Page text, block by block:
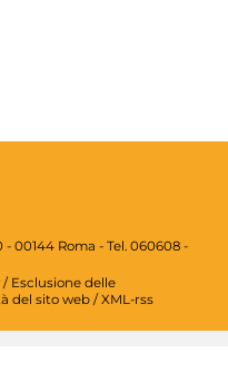
00144 Roma - Tel. 060608 -
/ Esclusione delle
del sito web / XML-rss